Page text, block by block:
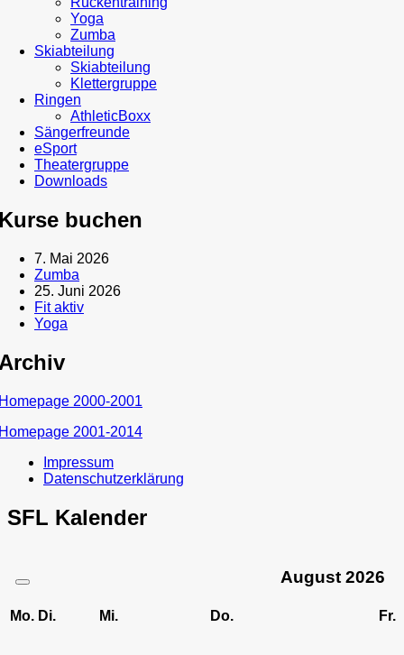
Yoga
Zumba
Skiabteilung
Skiabteilung
Klettergruppe
Ringen
AthleticBoxx
Sängerfreunde
eSport
Theatergruppe
Downloads
buchen
7. Mai 2026
Zumba
25. Juni 2026
Fit aktiv
Yoga
2000-2001
2001-2014
Impressum
Datenschutzerklärung
SFL Kalender
August 2026
Mo. Di. Mi. Do. Fr.